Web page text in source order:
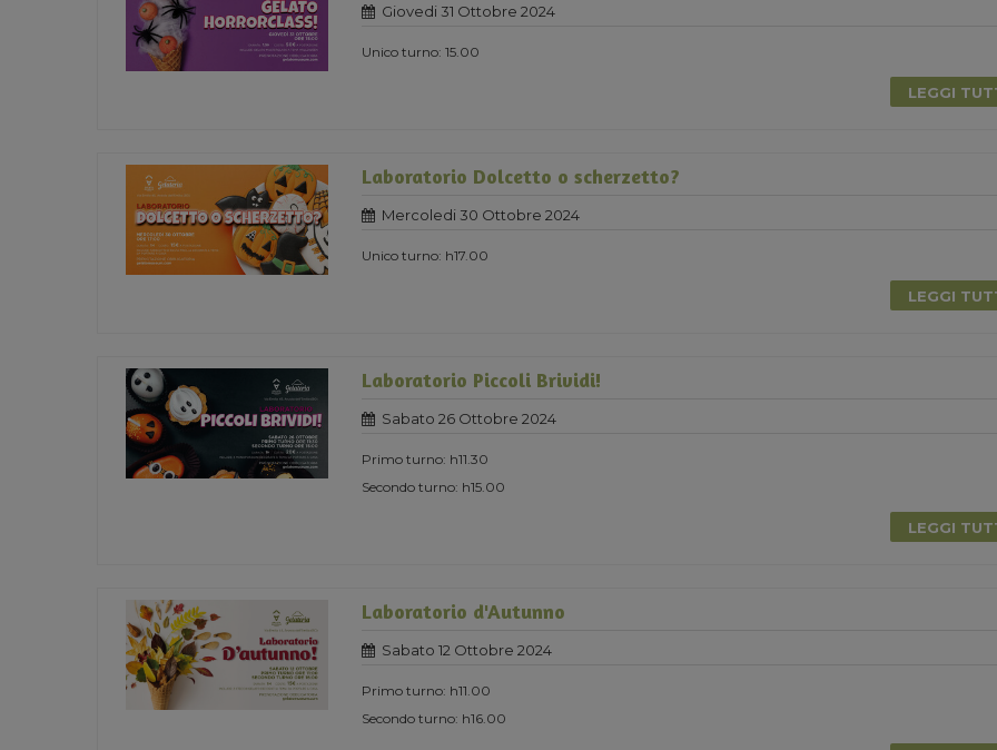
Giovedi 31 Ottobre 2024
Unico turno: 15.00
LEGGI
Laboratorio Dolcetto o scherzetto?
Mercoledi 30 Ottobre 2024
Unico turno: h17.00
LEGGI
Laboratorio Piccoli Brividi!
Sabato 26 Ottobre 2024
Primo turno: h11.30
Secondo turno: h15.00
LEGGI
Laboratorio d'Autunno
Sabato 12 Ottobre 2024
Primo turno: h11.00
Secondo turno: h16.00